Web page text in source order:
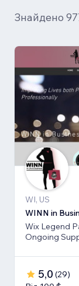
Знайдено
WI, US
WINN in
Wix Legend
Ongoing
5,0 (29)